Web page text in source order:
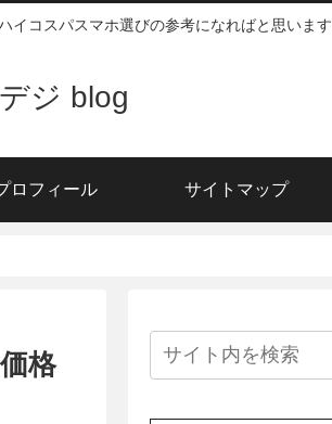
イコスパスマホ選びの参考になればと思います
ジ blog
ロフィール サイトマップ
格